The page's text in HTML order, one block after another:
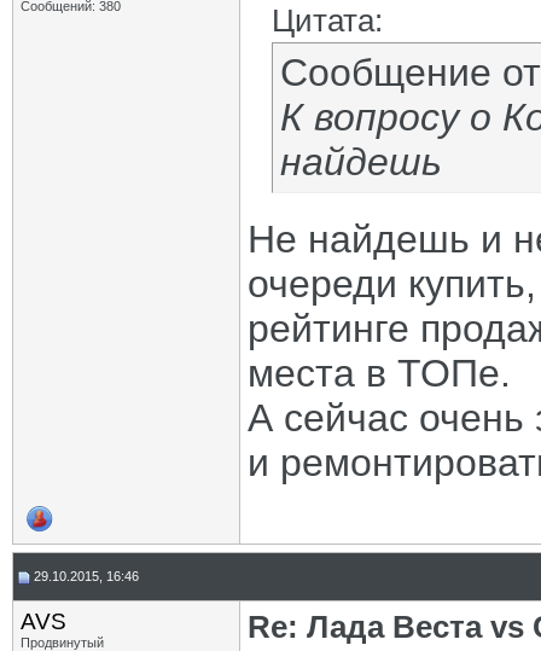
Сообщений: 380
Цитата:
Сообщение
К вопросу о
найдешь
Не найдешь и
очереди
рейтинге
места в ТОПе.
А сейчас очень
и
29.10.2015, 16:46
AVS
Продвинутый
Re: Лада Веста vs